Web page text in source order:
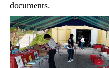
documents.